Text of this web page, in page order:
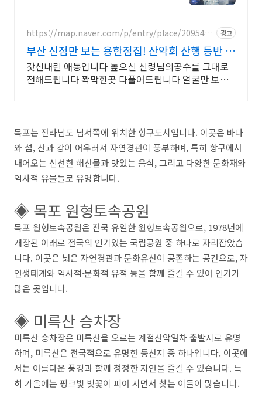
https://map.naver.com/p/entry/place/2095432
광고
부산 신점만 보는 용한점집! 산악회 산행 등반 정
상등정
갓신내린 애동입니다 높으신 신령님의공수를 그대로
전해드립니다 꽉막힌곳 다풀어드립니다 얼굴만 보면
목포는 전라남도 남서쪽에 위치한 항구도시입니다. 이곳은 바다
와 섬, 산과 강이 어우러져 자연경관이 풍부하며, 특히 항구에서
내어오는 신선한 해산물과 맛있는 음식, 그리고 다양한 문화재와
역사적 유물들로 유명합니다.
◈ 목포 원형토속공원
목포 원형토속공원은 전국 유일한 원형토속공원으로, 1978년에
개장된 이래로 전국의 인기있는 국립공원 중 하나로 자리잡았습
니다. 이곳은 넓은 자연경관과 문화유산이 공존하는 공간으로, 자
연생태계와 역사적·문화적 유적 등을 함께 즐길 수 있어 인기가
많은 곳입니다.
◈ 미륵산 승차장
미륵산 승차장은 미륵산을 오르는 계절산악열차 출발지로 유명
하며, 미륵산은 전국적으로 유명한 등산지 중 하나입니다. 이곳에
서는 아름다운 풍경과 함께 청정한 자연을 즐길 수 있습니다. 특
히 가을에는 핑크빛 벚꽃이 피어 지면서 찾는 이들이 많습니다.